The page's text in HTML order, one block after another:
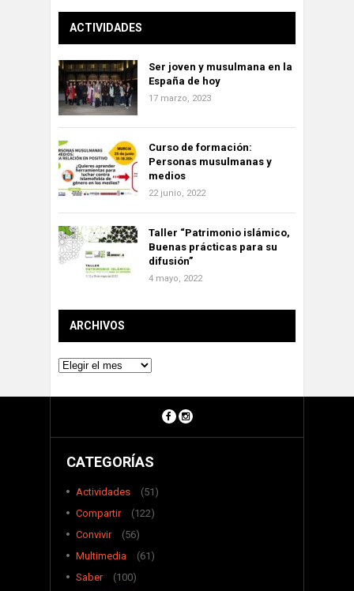
ACTIVIDADES
Ser joven y musulmana en la
España de hoy
17 marzo, 2023
Curso de formación:
Personas musulmanas y
medios
22 junio, 2022
Taller “Patrimonio islámico,
Buenas prácticas para su
difusión”
4 mayo, 2022
ARCHIVOS
Archivos
CATEGORÍAS
Actividades
(51)
Compartir
(122)
Convivir
(56)
Multimedia
(61)
Saber
(100)